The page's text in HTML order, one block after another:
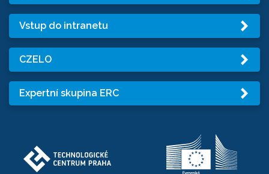
Vstup do intranetu
CZELO
Expertní skupina ERC